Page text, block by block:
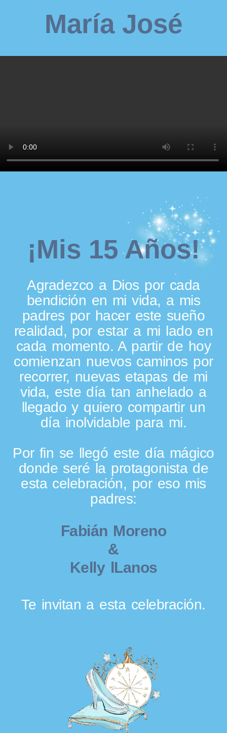
María José
¡Mis 15 Años!
Agradezco a Dios por cada
bendición en mi vida, a mis
padres por hacer este sueño
realidad, por estar a mi lado en
cada momento. A partir de hoy
comienzan nuevos caminos por
recorrer, nuevas etapas de mi
vida, este día tan anhelado a
llegado y quiero compartir un
día inolvidable para mi.
Por fin se llegó este día mágico
donde seré la protagonista de
esta celebración, por eso mis
padres:
Fabián Moreno
&
Kelly lLanos
Te invitan a esta celebración.